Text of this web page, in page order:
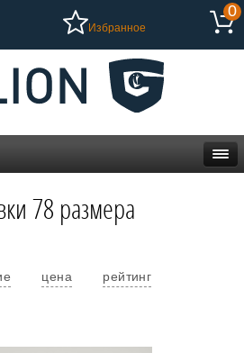
Избранное
0
78 размера
цена рейтинг